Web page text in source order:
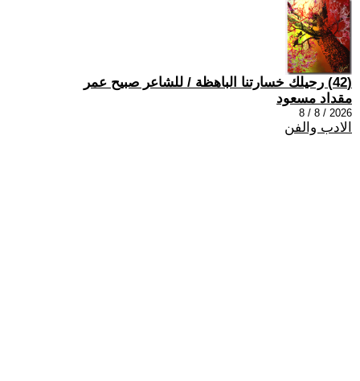
(42) رحيلك خسارتنا الباهظة / للشاعر صبيح عمر
مقداد مسعود
2026 / 8 / 8
الادب والفن